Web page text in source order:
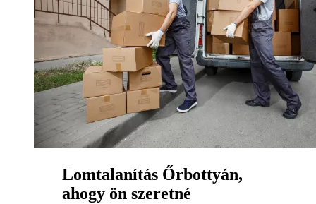
Lomtalanítás Őrbottyán,
ahogy ön szeretné